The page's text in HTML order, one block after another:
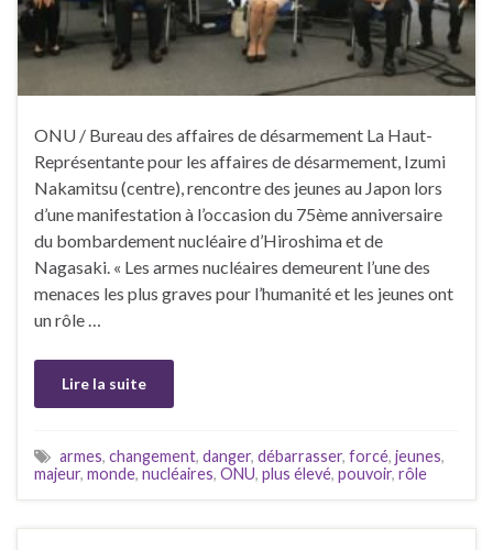
ONU / Bureau des affaires de désarmement La Haut-
Représentante pour les affaires de désarmement, Izumi
Nakamitsu (centre), rencontre des jeunes au Japon lors
d’une manifestation à l’occasion du 75ème anniversaire
du bombardement nucléaire d’Hiroshima et de
Nagasaki. « Les armes nucléaires demeurent l’une des
menaces les plus graves pour l’humanité et les jeunes ont
un rôle …
Lire la suite
armes, changement, danger, débarrasser, forcé, jeunes,
majeur, monde, nucléaires, ONU, plus élevé, pouvoir, rôle